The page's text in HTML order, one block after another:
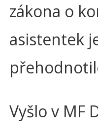
zákona o
asistentek
Vyšlo v MF